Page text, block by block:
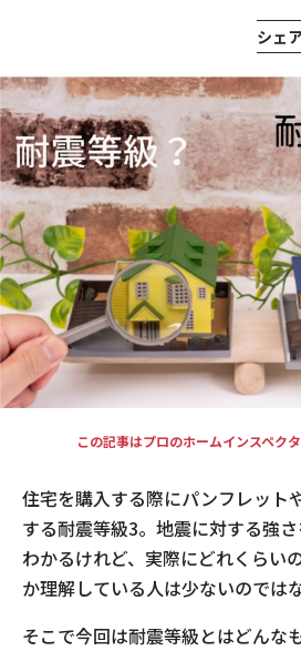
お知らせ・プレスリリース
現場事例・お役立ちコラム
さくら事務所について
採用情報
シェ
この記事はプロのホームインスペク
住宅を購入する際にパンフレット
する耐震等級3。地震に対する強
わかるけれど、実際にどれくらい
か理解している人は少ないのでは
そこで今回は耐震等級とはどんな